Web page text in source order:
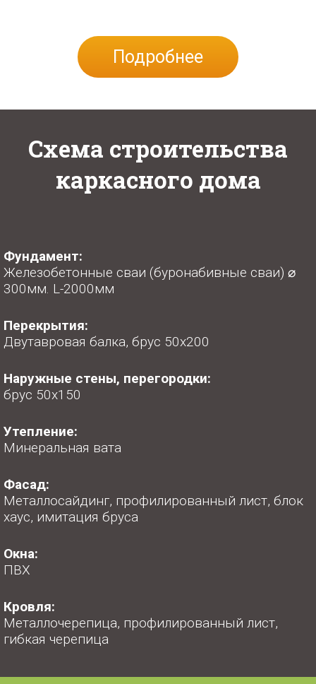
Подробнее
Схема строительства
каркасного дома
Фундамент:
Железобетонные сваи (буронабивные сваи) ⌀
300мм. L-2000мм
Перекрытия:
Двутавровая балка, брус 50х200
Наружные стены, перегородки:
брус 50х150
Утепление:
Минеральная вата
Фасад:
Металлосайдинг, профилированный лист, блок
хаус, имитация бруса
Окна:
ПВХ
Кровля:
Металлочерепица, профилированный лист,
гибкая черепица